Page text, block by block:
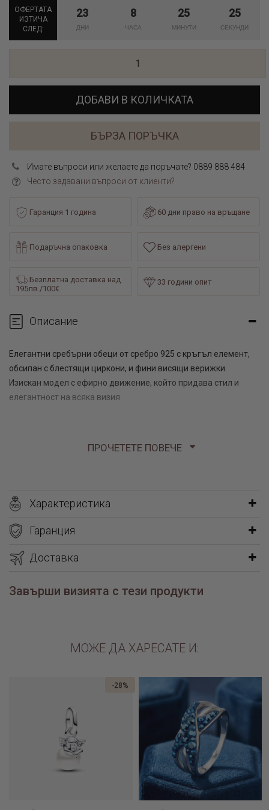
ОФЕРТАТА
ИЗТИЧА
СЛЕД:
23 8 25 25
ДОБАВИ В КОЛИЧКАТА
БЪРЗА ПОРЪЧКА
Имате въпроси или желаете да поръчате? 0889 888 484
Често задавани въпроси от клиенти?
Гаранция 1 година 60 дни право на връщане
Подаръчна опаковка Без алергени
Безплатна доставка над
195лв./100€
33 години опит
Описание
Елегантни сребърни обеци от сребро 925 с кръгъл елемент,
обсипан с блестящи циркони, и фини висящи верижки.
Изискан модел с ефирно движение, който придава стил и
елегантност на всяка визия.
ПРОЧЕТЕТЕ ПОВЕЧЕ
Характеристика
Гаранция
Доставка
Завърши визията с тези продукти
МОЖЕ ДА ХАРЕСАТЕ И:
-28%